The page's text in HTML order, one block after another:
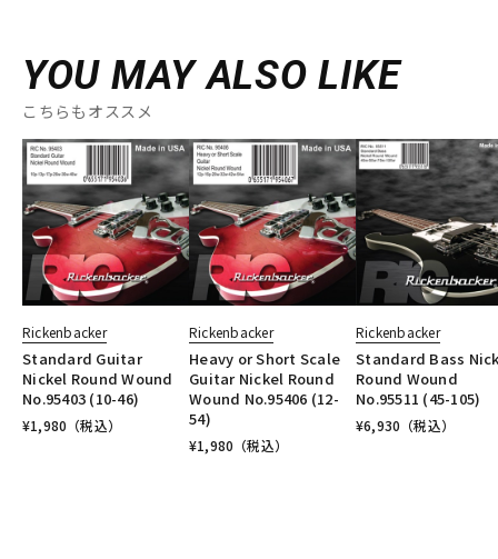
YOU MAY ALSO LIKE
こちらもオススメ
Rickenbacker
Standard Guitar
Nickel Round Wound
No.95403 (10-46)
¥1,980 （税込）
Rickenbacker
Heavy or Short Scale
Guitar Nickel Round
Wound No.95406 (12-
54)
¥1,980 （税込）
Rickenbacker
Standard Bass
Round Wound
No.95511 (45-105)
¥6,930 （税込）